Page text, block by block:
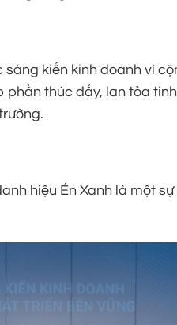
kiến kinh doanh vì
phần thúc đẩy, lan tỏa
hiệu Én Xanh là một